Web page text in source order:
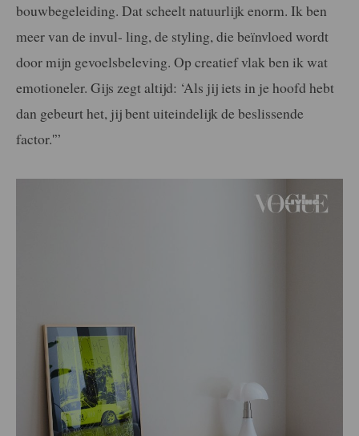
bouwbegeleiding. Dat scheelt natuurlijk enorm. Ik ben
meer van de invul- ling, de styling, die beïnvloed wordt
door mijn gevoelsbeleving. Op creatief vlak ben ik wat
emotioneler. Gijs zegt altijd: ‘Als jij iets in je hoofd hebt
dan gebeurt het, jij bent uiteindelijk de beslissende
factor.'”